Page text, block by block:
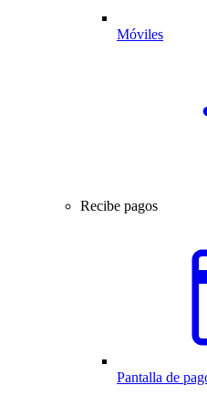
Móviles
Recibe pagos
Pantalla de